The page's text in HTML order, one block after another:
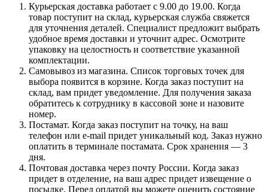
Курьерская доставка работает с 9.00 до 19.00. Когда
товар поступит на склад, курьерская служба свяжется
для уточнения деталей. Специалист предложит выбрать
удобное время доставки и уточнит адрес. Осмотрите
упаковку на целостность и соответствие указанной
комплектации.
Самовывоз из магазина. Список торговых точек для
выбора появится в корзине. Когда заказ поступит на
склад, вам придет уведомление. Для получения заказа
обратитесь к сотруднику в кассовой зоне и назовите
номер.
Постамат. Когда заказ поступит на точку, на ваш
телефон или e-mail придет уникальный код. Заказ нужно
оплатить в терминале постамата. Срок хранения — 3
дня.
Почтовая доставка через почту России. Когда заказ
придет в отделение, на ваш адрес придет извещение о
посылке. Перед оплатой вы можете оценить состояние